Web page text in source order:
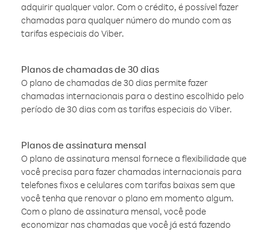
adquirir qualquer valor. Com o crédito, é possível fazer
chamadas para qualquer número do mundo com as
tarifas especiais do Viber.
Planos de chamadas de 30 dias
O plano de chamadas de 30 dias permite fazer
chamadas internacionais para o destino escolhido pelo
período de 30 dias com as tarifas especiais do Viber.
Planos de assinatura mensal
O plano de assinatura mensal fornece a flexibilidade que
você precisa para fazer chamadas internacionais para
telefones fixos e celulares com tarifas baixas sem que
você tenha que renovar o plano em momento algum.
Com o plano de assinatura mensal, você pode
economizar nas chamadas que você já está fazendo